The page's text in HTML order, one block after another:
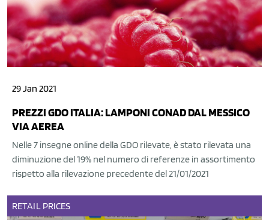
29 Jan 2021
PREZZI GDO ITALIA: LAMPONI CONAD DAL MESSICO
VIA AEREA
Nelle 7 insegne online della GDO rilevate, è stato rilevata una
diminuzione del 19% nel numero di referenze in assortimento
rispetto alla rilevazione precedente del 21/01/2021
RETAIL PRICES